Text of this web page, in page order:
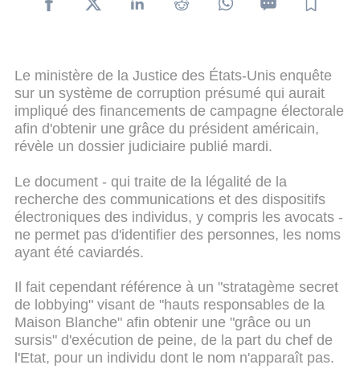
Le ministère de la Justice des États-Unis enquête
sur un système de corruption présumé qui aurait
impliqué des financements de campagne électorale
afin d'obtenir une grâce du président américain,
révèle un dossier judiciaire publié mardi.
Le document - qui traite de la légalité de la
recherche des communications et des dispositifs
électroniques des individus, y compris les avocats -
ne permet pas d'identifier des personnes, les noms
ayant été caviardés.
Il fait cependant référence à un "stratagème secret
de lobbying" visant de "hauts responsables de la
Maison Blanche" afin obtenir une "grâce ou un
sursis" d'exécution de peine, de la part du chef de
l'Etat, pour un individu dont le nom n'apparaît pas.